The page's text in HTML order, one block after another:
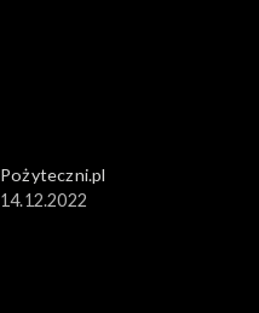
Pożyteczni.pl
14.12.2022